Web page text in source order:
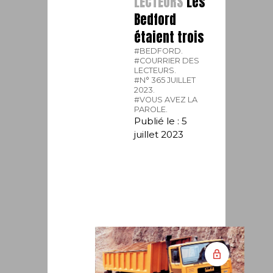
Bedford
étaient trois
#BEDFORD.
#COURRIER DES
LECTEURS.
#N° 365 JUILLET
2023.
#VOUS AVEZ LA
PAROLE.
Publié le : 5
juillet 2023